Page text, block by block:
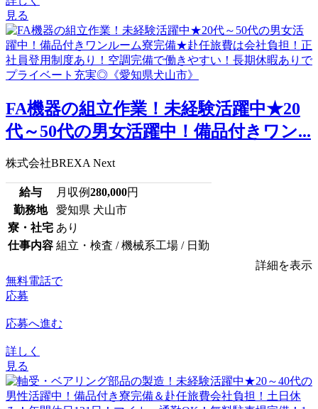
見る
FA機器の組立作業！未経験活躍中★20
代～50代の男女活躍中！備品付きワン...
株式会社BREXA Next
給与 月収例280,000円
勤務地
愛知県 犬山市
寮・社宅 あり
仕事内容 組立・検査 / 機械系工場 / 日勤
詳細を表示
無料電話で
応募
応募へ進む
詳しく
見る